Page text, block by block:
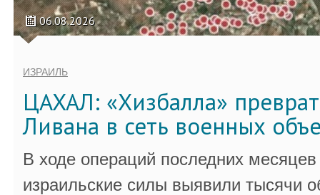
06.08.2026
ИЗРАИЛЬ
ЦАХАЛ: «Хизбалла»
Ливана в сеть военных
В ходе операций последних
израильские силы выявили тысячи